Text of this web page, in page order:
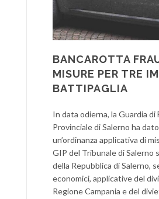
BANCAROTTA
MISURE PER TRE
BATTIPAGLIA
In data odierna, la Guardia di
Provinciale di Salerno ha
un’ordinanza applicativa di
GIP del Tribunale di Salerno
della Repubblica di Salerno,
economici, applicative del
Regione Campania e del